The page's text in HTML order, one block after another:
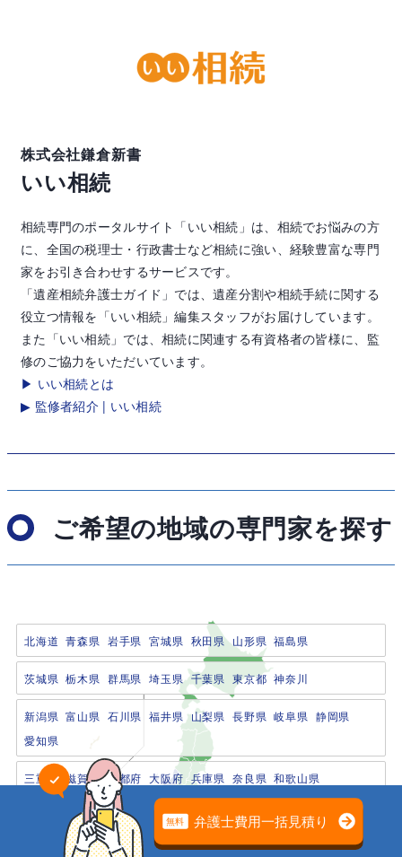
成年後見の問題は 専門家の無料相談でスッキリ解決
株式会社鎌倉新書
いい相続
相続専門のポータルサイト「いい相続」は、相続でお悩みの方
に、全国の税理士・行政書士など相続に強い、経験豊富な専門
家をお引き合わせするサービスです。
「遺産相続弁護士ガイド」では、遺産分割や相続手続に関する
役立つ情報を「いい相続」編集スタッフがお届けしています。
また「いい相続」では、相続に関連する有資格者の皆様に、監
修のご協力をいただいています。
▶ いい相続とは
▶ 監修者紹介 | いい相続
ご希望の地域の専門家を探す
北海道 青森県 岩手県 宮城県 秋田県 山形県 福島県
茨城県 栃木県 群馬県 埼玉県 千葉県 東京都 神奈川
新潟県 富山県 石川県 福井県 山梨県 長野県 岐阜県 静岡県
愛知県
三重県 滋賀県 京都府 大阪府 兵庫県 奈良県 和歌山県
島根県 岡山県 広島県 山口県
香川県 愛媛県 高知県